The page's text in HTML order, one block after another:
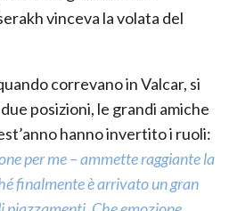
vinceva la volata del
correvano in Valcar, si
posizioni, le grandi amiche
hanno invertito i ruoli:
per me – ammette raggiante la
finalmente è arrivato un gran